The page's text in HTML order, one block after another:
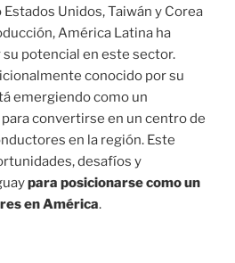
Unidos, Taiwán y Corea
América Latina ha
potencial en este sector.
conocido por su
emergiendo como un
convertirse en un centro de
en la región. Este
desafíos y
para posicionarse como un
en América.